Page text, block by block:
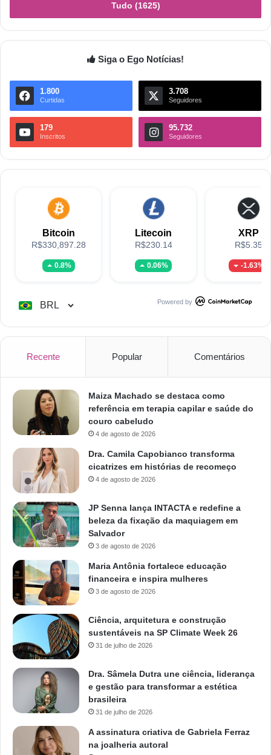
Tudo (1625)
Siga o Ego Notícias!
1.800
Curtidas
3.708
Seguidores
179
Inscritos
95.732
Seguidores
Bitcoin
R$330,897.28
0.8%
Litecoin
R$230.14
0.06%
XRP
R$5.35
-1.63%
Powered by
Recente Popular Comentários
Maiza Machado se destaca como
referência em terapia capilar e saúde do
couro cabeludo
4 de agosto de 2026
Dra. Camila Capobianco transforma
cicatrizes em histórias de recomeço
4 de agosto de 2026
JP Senna lança INTACTA e redefine a
beleza da fixação da maquiagem em
Salvador
3 de agosto de 2026
Maria Antônia fortalece educação
financeira e inspira mulheres
3 de agosto de 2026
Ciência, arquitetura e construção
sustentáveis na SP Climate Week 26
31 de julho de 2026
Dra. Sâmela Dutra une ciência, liderança
e gestão para transformar a estética
brasileira
31 de julho de 2026
A assinatura criativa de Gabriela Ferraz
na joalheria autoral